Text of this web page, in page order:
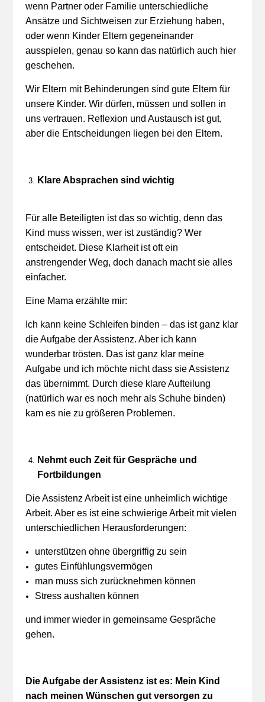
wenn Partner oder Familie unterschiedliche
Ansätze und Sichtweisen zur Erziehung haben,
oder wenn Kinder Eltern gegeneinander
ausspielen, genau so kann das natürlich auch hier
geschehen.
Wir Eltern mit Behinderungen sind gute Eltern für
unsere Kinder. Wir dürfen, müssen und sollen in
uns vertrauen. Reflexion und Austausch ist gut,
aber die Entscheidungen liegen bei den Eltern.
Klare Absprachen sind wichtig
Für alle Beteiligten ist das so wichtig, denn das
Kind muss wissen, wer ist zuständig? Wer
entscheidet. Diese Klarheit ist oft ein
anstrengender Weg, doch danach macht sie alles
einfacher.
Eine Mama erzählte mir:
Ich kann keine Schleifen binden – das ist ganz klar
die Aufgabe der Assistenz. Aber ich kann
wunderbar trösten. Das ist ganz klar meine
Aufgabe und ich möchte nicht dass sie Assistenz
das übernimmt. Durch diese klare Aufteilung
(natürlich war es noch mehr als Schuhe binden)
kam es nie zu größeren Problemen.
Nehmt euch Zeit für Gespräche und
Fortbildungen
Die Assistenz Arbeit ist eine unheimlich wichtige
Arbeit. Aber es ist eine schwierige Arbeit mit vielen
unterschiedlichen Herausforderungen:
unterstützen ohne übergriffig zu sein
gutes Einfühlungsvermögen
man muss sich zurücknehmen können
Stress aushalten können
und immer wieder in gemeinsame Gespräche
gehen.
Die Aufgabe der Assistenz ist es: Mein Kind
nach meinen Wünschen gut versorgen zu